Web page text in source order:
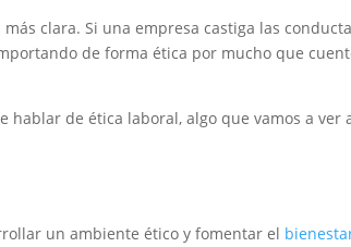
clara. Si una empresa castiga las
de forma ética por mucho que
hablar de ética laboral, algo que vamos a ver
un ambiente ético y fomentar el